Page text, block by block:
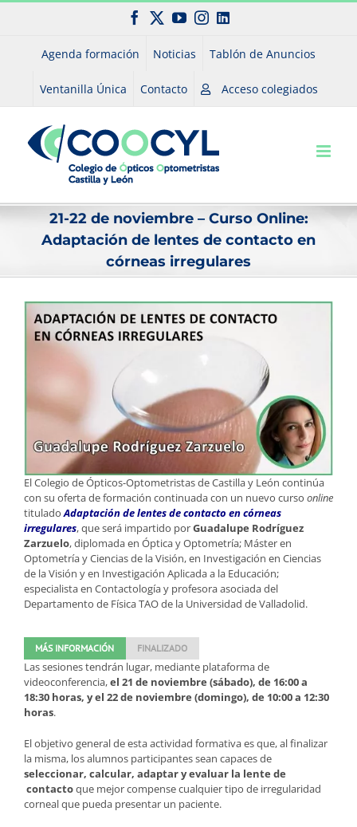
Saltar
Facebook
X YouTubeInstagram
LinkedIn
Agenda formación Noticias Tablón de Anuncios
Ventanilla Única Contacto Acceso colegiados
21-22 de noviembre – Curso Online:
Adaptación de lentes de contacto en
córneas irregulares
El Colegio de Ópticos-Optometristas de Castilla y León continúa
con su oferta de formación continuada con un nuevo curso online
tituladoAdaptación de lentes de contacto en córneas
irregulares, que será impartido porGuadalupe Rodríguez
Zarzuelo, diplomada en Óptica y Optometría; Máster en
Optometría y Ciencias de la Visión, en Investigación en Ciencias
de la Visión y en Investigación Aplicada a la Educación;
especialista en Contactología y profesora asociada del
Departamento de Física TAO de la Universidad de Valladolid.
MÁS INFORMACIÓN FINALIZADO
Las sesiones tendrán lugar, mediante plataforma de
videoconferencia,el 21 de noviembre (sábado), de 16:00 a
18:30 horas, y el 22 de noviembre (domingo), de 10:00 a 12:30
horas.
El objetivo general de esta actividad formativa es que, al finalizar
la misma, los alumnos participantes sean capaces de
seleccionar, calcular, adaptar y evaluar la lente de
contactoque mejor compense cualquier tipo de irregularidad
corneal que pueda presentar un paciente.